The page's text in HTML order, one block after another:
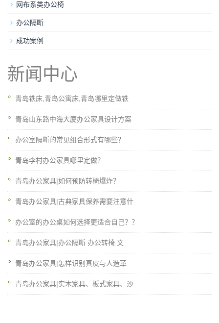
网布系类办公椅
办公隔断
成功案例
新闻中心
青岛铁床,青岛公寓床,青岛哪里定做铁
青岛山东路中海大厦办公家具设计方案
办公室隔断的常见组合形式有哪些？
青岛李村办公家具哪里定做？
青岛办公家具|如何预防转椅爆炸？
青岛办公家具|古典家具保养需要注意什
办公室的办公桌如何选择更适合自己？？
青岛办公家具|办公隔断 办公转椅 文
青岛办公家具|怎样识别真皮与人造革
青岛办公家具|实木家具、板式家具、沙